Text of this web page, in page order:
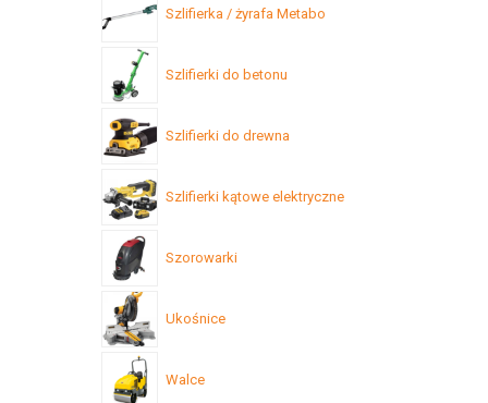
Szlifierka / żyrafa Metabo
Szlifierki do betonu
Szlifierki do drewna
Szlifierki kątowe elektryczne
Szorowarki
Ukośnice
Walce